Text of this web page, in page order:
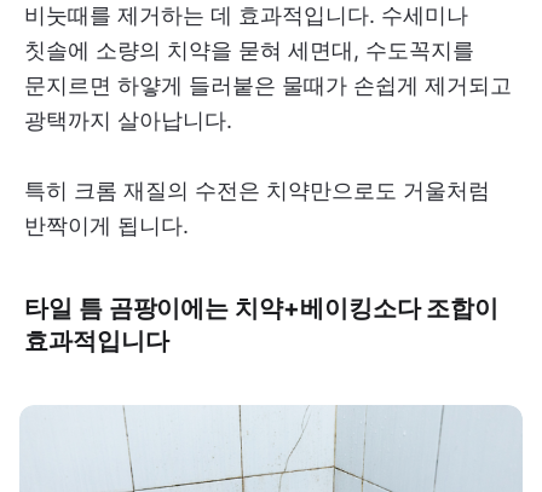
비눗때를 제거하는 데 효과적입니다. 수세미나
칫솔에 소량의 치약을 묻혀 세면대, 수도꼭지를
문지르면 하얗게 들러붙은 물때가 손쉽게 제거되고
광택까지 살아납니다.
특히 크롬 재질의 수전은 치약만으로도 거울처럼
반짝이게 됩니다.
타일 틈 곰팡이에는 치약+베이킹소다 조합이
효과적입니다